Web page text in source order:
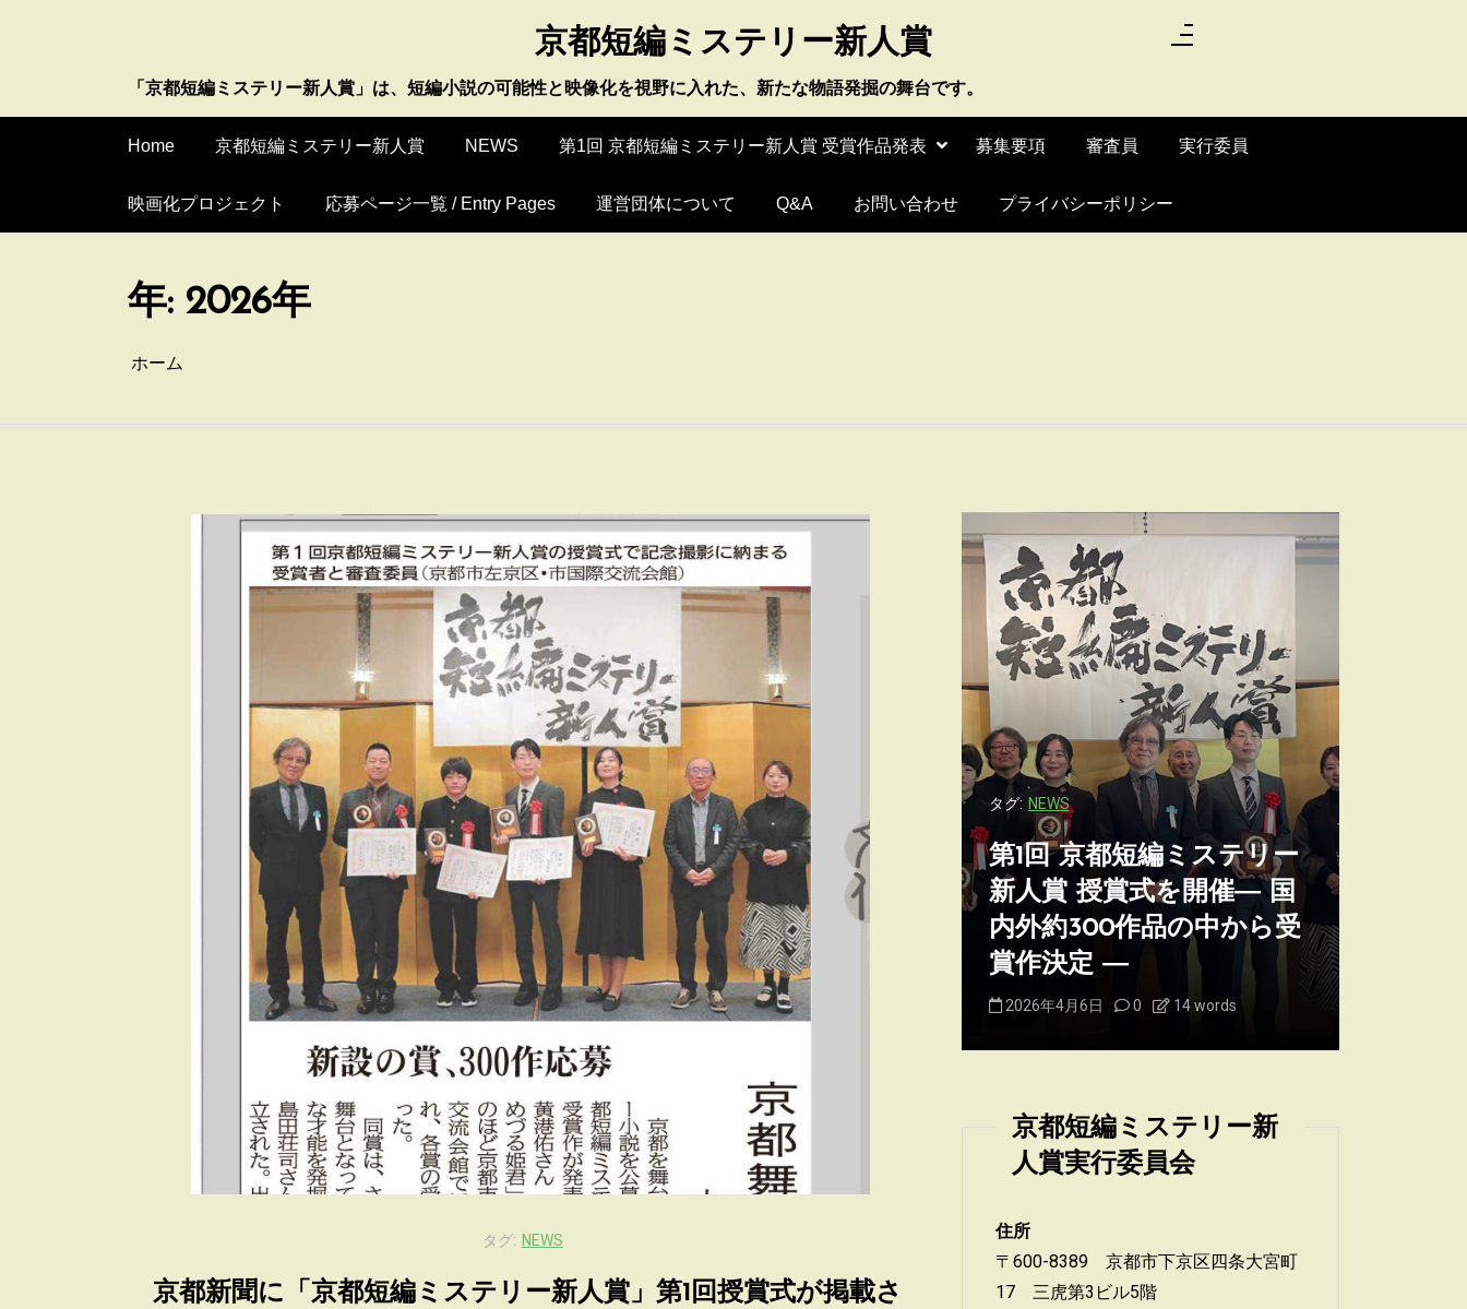
ツ
京都短編ミステリー新人賞
「京都短編ミステリー新人賞」は、短編小説の可能性と映像化を視野に入れた、新たな物語発掘の舞台です。
Home 京都短編ミステリー新人賞 NEWS 第1回 京都短編ミステリー新人賞 受賞作品発表 募集要項 審査員 実行委員
映画化プロジェクト 応募ページ一覧 / Entry Pages 運営団体について Q&A お問い合わせ プライバシーポリシー
年: 2026年
ホーム
タグ: NEWS
京都新聞に「京都短編ミステリー新人賞」第1回授賞式が掲載さ
タグ:
【掲載情報】京都新聞にて
「京都短編ミステリー新人
賞」が紹介されました
2025年8月23日 0
タグ: NEWS
京都新聞に「京都短編ミス
テリー新人賞」第1回授賞
式が掲載されました
2026年4月14日 0
タグ: NEWS
第1回 京都短編ミステリー
新人賞 授賞式を開催― 国
内外約300作品の中から受
賞作決定 ―
2026年4月6日 0 14 words
京都短編ミステリー新
人賞実行委員会
住所
〒600-8389 京都市下京区四条大宮町
17 三虎第3ビル5階